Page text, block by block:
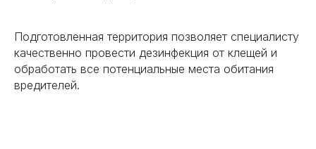
Подготовленная территория позволяет специалисту
качественно провести дезинфекция от клещей и
обработать все потенциальные места обитания
вредителей.